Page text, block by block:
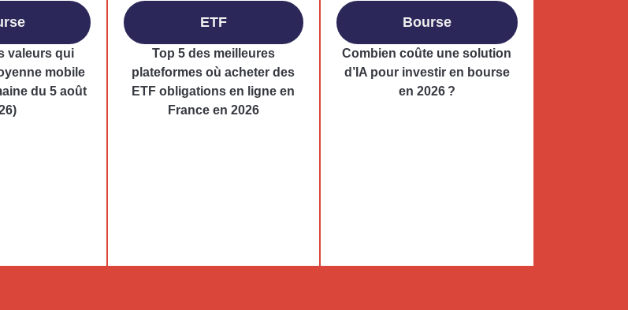
valeurs qui
mobile
du 5 août
ETF
Top 5 des meilleures
plateformes où acheter des
ETF obligations en ligne en
France en 2026
Bourse
Combien coûte une solution
d’IA pour investir en bourse
en 2026 ?